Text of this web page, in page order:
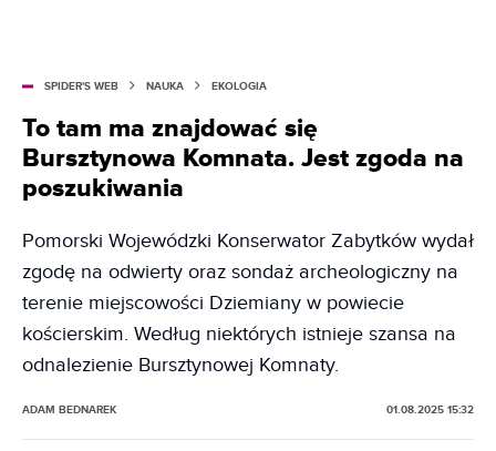
SPIDER'S WEB NAUKA EKOLOGIA
To tam ma znajdować się
Bursztynowa Komnata. Jest zgoda na
poszukiwania
Pomorski Wojewódzki Konserwator Zabytków wydał
zgodę na odwierty oraz sondaż archeologiczny na
terenie miejscowości Dziemiany w powiecie
kościerskim. Według niektórych istnieje szansa na
odnalezienie Bursztynowej Komnaty.
ADAM BEDNAREK 01.08.2025 15:32